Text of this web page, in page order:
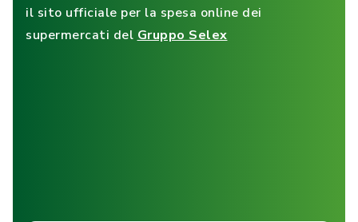
il sito ufficiale per la spesa online dei
supermercati del Gruppo Selex